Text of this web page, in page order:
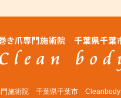
門施術院 千葉県千葉市 Cleanbody